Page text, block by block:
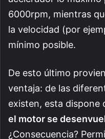
6000rpm, mientras
la velocidad (por
mínimo posible.
De esto último
ventaja: de las
existen, esta dispone
el motor se
¿Consecuencia?